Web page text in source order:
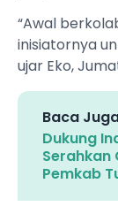
“Awal
inisiatornya
ujar Eko,
Baca
Dukung
Serahkan
Pemkab